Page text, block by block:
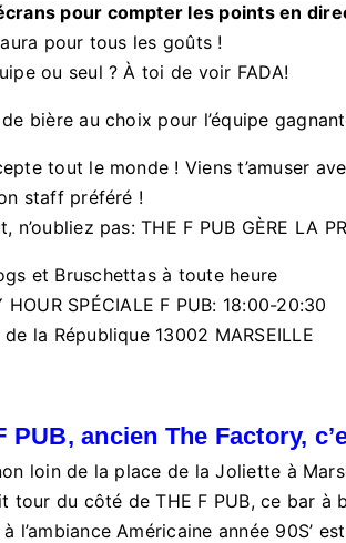
pour compter les points en
pour tous les goûts !
ou seul ? À toi de voir FADA!
bière au choix pour l’équipe
tout le monde ! Viens t’amuser
staff préféré !
n’oubliez pas: THE F PUB GÈRE LA
et Bruschettas à toute heure
HOUR SPÉCIALE F PUB: 18:00-20:30
de la République 13002 MARSEILLE
PUB, ancien The Factory,
loin de la place de la Joliette à
tour du côté de THE F PUB, ce bar à
l’ambiance Américaine année 90S’